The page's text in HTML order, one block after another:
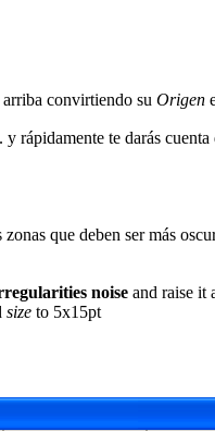
convirtiendo su Origen
rápidamente te darás
que deben ser más
noise and raise it
size to 5x15pt